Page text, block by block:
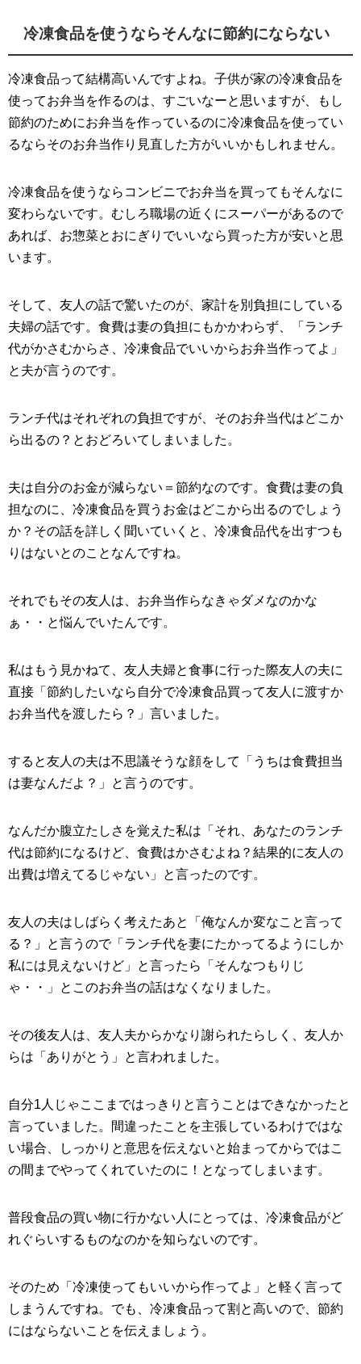
冷凍食品を使うならそんなに節約にならない
冷凍食品って結構高いんですよね。子供が家の冷凍食品を
使ってお弁当を作るのは、すごいなーと思いますが、もし
節約のためにお弁当を作っているのに冷凍食品を使ってい
るならそのお弁当作り見直した方がいいかもしれません。
冷凍食品を使うならコンビニでお弁当を買ってもそんなに
変わらないです。むしろ職場の近くにスーパーがあるので
あれば、お惣菜とおにぎりでいいなら買った方が安いと思
います。
そして、友人の話で驚いたのが、家計を別負担にしている
夫婦の話です。食費は妻の負担にもかかわらず、「ランチ
代がかさむからさ、冷凍食品でいいからお弁当作ってよ」
と夫が言うのです。
ランチ代はそれぞれの負担ですが、そのお弁当代はどこか
ら出るの？とおどろいてしまいました。
夫は自分のお金が減らない＝節約なのです。食費は妻の負
担なのに、冷凍食品を買うお金はどこから出るのでしょう
か？その話を詳しく聞いていくと、冷凍食品代を出すつも
りはないとのことなんですね。
それでもその友人は、お弁当作らなきゃダメなのかな
ぁ・・と悩んでいたんです。
私はもう見かねて、友人夫婦と食事に行った際友人の夫に
直接「節約したいなら自分で冷凍食品買って友人に渡すか
お弁当代を渡したら？」言いました。
すると友人の夫は不思議そうな顔をして「うちは食費担当
は妻なんだよ？」と言うのです。
なんだか腹立たしさを覚えた私は「それ、あなたのランチ
代は節約になるけど、食費はかさむよね？結果的に友人の
出費は増えてるじゃない」と言ったのです。
友人の夫はしばらく考えたあと「俺なんか変なこと言って
る？」と言うので「ランチ代を妻にたかってるようにしか
私には見えないけど」と言ったら「そんなつもりじ
ゃ・・」とこのお弁当の話はなくなりました。
その後友人は、友人夫からかなり謝られたらしく、友人か
らは「ありがとう」と言われました。
自分1人じゃここまではっきりと言うことはできなかったと
言っていました。間違ったことを主張しているわけではな
い場合、しっかりと意思を伝えないと始まってからではこ
の間までやってくれていたのに！となってしまいます。
普段食品の買い物に行かない人にとっては、冷凍食品がど
れぐらいするものなのかを知らないのです。
そのため「冷凍使ってもいいから作ってよ」と軽く言って
しまうんですね。でも、冷凍食品って割と高いので、節約
にはならないことを伝えましょう。